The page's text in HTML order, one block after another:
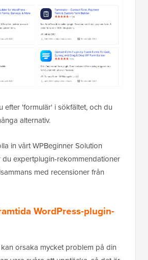
efter 'formulär' i sökfältet, och du
alternativ.
in vårt WPBeginner Solution
du expertplugin-rekommendationer
med recensioner från
WordPress-plugin-
orsaka mycket problem på din